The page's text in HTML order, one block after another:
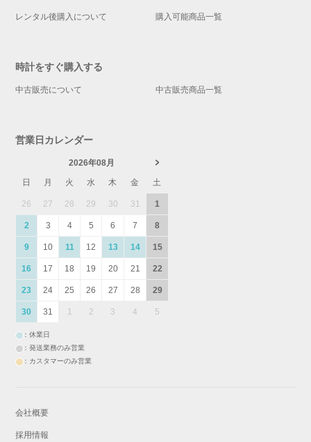
レンタル後購入について 購入可能商品一覧
時計をすぐ購入する
中古販売について 中古販売商品一覧
営業日カレンダー
2026年08月
日
月 火 水 木 金 土
26 27 28 29 30 31 1
2 3 4 5 6 7 8
9 10 11 12 13 14 15
16 17 18 19 20 21 22
23 24 25 26 27 28 29
30 31 1 2 3 4 5
：休業日
：発送業務のみ営業
：カスタマーのみ営業
会社概要
採用情報